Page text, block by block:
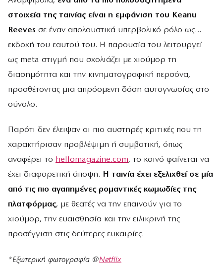
στοιχεία της ταινίας είναι η εμφάνιση του Keanu
Reeves σε έναν απολαυστικά υπερβολικό ρόλο ως…
εκδοχή του εαυτού του. Η παρουσία του λειτουργεί
ως meta στιγμή που σχολιάζει με χιούμορ τη
διασημότητα και την κινηματογραφική περσόνα,
προσθέτοντας μια απρόσμενη δόση αυτογνωσίας στο
σύνολο.
Παρότι δεν έλειψαν οι πιο αυστηρές κριτικές που τη
χαρακτήρισαν προβλέψιμη ή συμβατική, όπως
αναφέρει το hellomagazine.com, το κοινό φαίνεται να
έχει διαφορετική άποψη. Η ταινία έχει εξελιχθεί σε μία
από τις πιο αγαπημένες ρομαντικές κωμωδίες της
πλατφόρμας, με θεατές να την επαινούν για το
χιούμορ, την ευαισθησία και την ειλικρινή της
προσέγγιση στις δεύτερες ευκαιρίες.
*Εξωτερική φωτογραφία @Netflix